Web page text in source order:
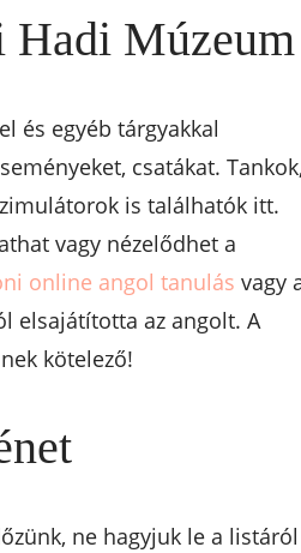
Múzeum
és egyéb tárgyakkal
csatákat.
is találhatók itt.
vagy nézelődhet a
online angol tanulás vagy
elsajátította az angolt. A
kötelező!
ne hagyjuk le a